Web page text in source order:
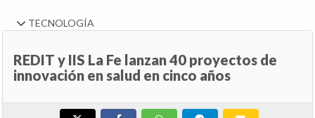
TECNOLOGÍA
REDIT y IIS La Fe lanzan 40 proyectos de
innovación en salud en cinco años